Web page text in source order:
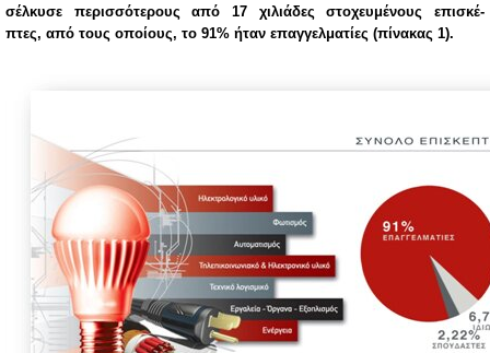
σέλ­κυ­σε πε­ρισ­σό­τε­ρους από 17 χι­λιά­δες στο­χευ­μέ­νους επι­σκέ­
πτες, από τους οποί­ους, το 91% ήταν επαγ­γελ­μα­τί­ες (πί­να­κας 1).